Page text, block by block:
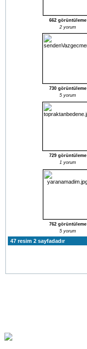
662 görüntüleme
2 yorum
730 görüntüleme
5 yorum
729 görüntüleme
1 yorum
762 görüntüleme
5 yorum
47 resim 2 sayfadadır